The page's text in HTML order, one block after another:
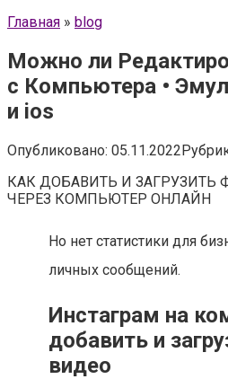
Главная » blog
Можно ли
с Компьютера •
и ios
Опубликовано: 05.11.2022
КАК ДОБАВИТЬ И ЗАГРУЗИТЬ
ЧЕРЕЗ КОМПЬЮТЕР ОНЛАЙН
Но нет статистики для
личных сообщений.
Инстаграм на
добавить и
видео